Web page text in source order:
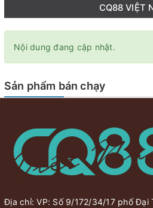
CQ88 VIỆT
Nội dung đang cập nhật.
Sản phẩm bán chạy
Địa chỉ: VP: Số 9/172/34/17 phố Đại